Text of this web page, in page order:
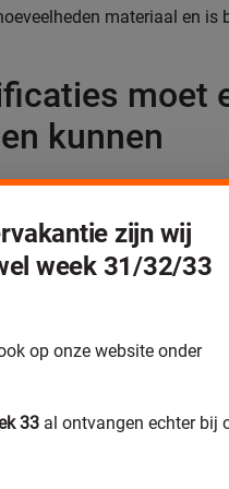
materiaal en is
moet
kunnen
minimaal kunnen
de
toepassingen liggen
naar de
worden. Niet elke
grotere cilinders te honen.
zijn wij
week 31/32/33
op onze website onder
33 al ontvangen echter bij